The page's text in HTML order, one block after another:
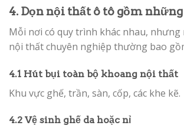
4. Dọn nội thất ô tô gồm
Mỗi nơi có quy trình khác nhau, nhưng
nội thất chuyên nghiệp thường bao
4.1 Hút bụi toàn bộ khoang nội thất
Khu vực ghế, trần, sàn, cốp, các khe kẽ.
4.2 Vệ sinh ghế da hoặc nỉ